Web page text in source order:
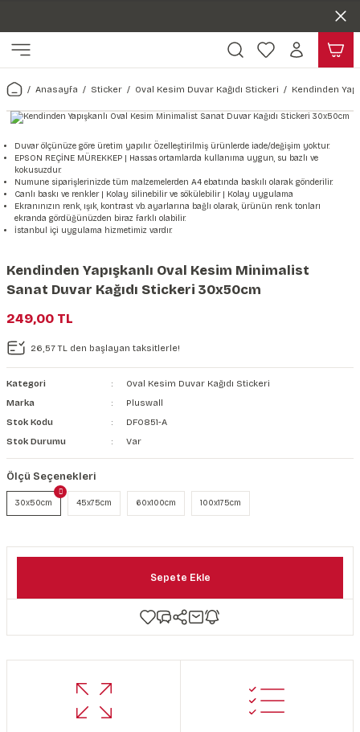
Harita & Şehir Duvar Kağıdı
Türkiye Serisi Duvar Kağıdı
Şehir & Ülke Duvar Kağıdı
Duvar Kağıdı
Çiçek Duvar Kağıdı
Hayvan, Yaprak & Çiçek
Yaprak Desenli Duvar Kağıdı
Hayvan Duvar Kağıdı
Kağıdı
Doğa & Manza Duvar Kağıdı
Manzara Duvar Kağıdı
Orman Duvar Kağıdı
Tasarım & Sanatsal Duvar
Sanat Duvar Kağıdı
Geometrik Duvar Kağıdı
Araba Duvar Kağıdı
Sağlık Duvar Kağıdı
Taş Desenli Duvar Kağıdı
Ahşap, Mermer & Taş
Mermer Desenli Duvar Kağıdı
Taş Desenli Duvar Kağıdı
Ahşap Desenli Duvar Kağıdı
Duvar Kanvası
Kağıdı Stickeri
Seti
Anasayfa Sticker Oval Kesim Duvar Kağıdı Stickeri Kendinden
Duvar ölçünüze göre üretim yapılır. Özelleştirilmiş ürünlerde iade/değişim yoktur.
EPSON REÇİNE MÜREKKEP | Hassas ortamlarda kullanıma uygun, su bazlı ve
kokusuzdur.
Numune siparişlerinizde tüm malzemelerden A4 ebatında baskılı olarak gönderilir.
Canlı baskı ve renkler | Kolay silinebilir ve sökülebilir | Kolay uygulama
Ekranınızın renk, ışık, kontrast vb. ayarlarına bağlı olarak, ürünün renk tonları
ekranda gördüğünüzden biraz farklı olabilir.
İstanbul içi uygulama hizmetimiz vardır.
Kendinden Yapışkanlı Oval Kesim Minimalist
Sanat Duvar Kağıdı Stickeri 30x50cm
249,00 TL
26,57 TL den başlayan taksitlerle!
Kategori
Oval Kesim Duvar Kağıdı Stickeri
Marka
Pluswall
Stok Kodu
DF0851-A
Stok Durumu
Var
Ölçü Seçenekleri
30x50cm 45x75cm 60x100cm 100x175cm
Sepete Ekle